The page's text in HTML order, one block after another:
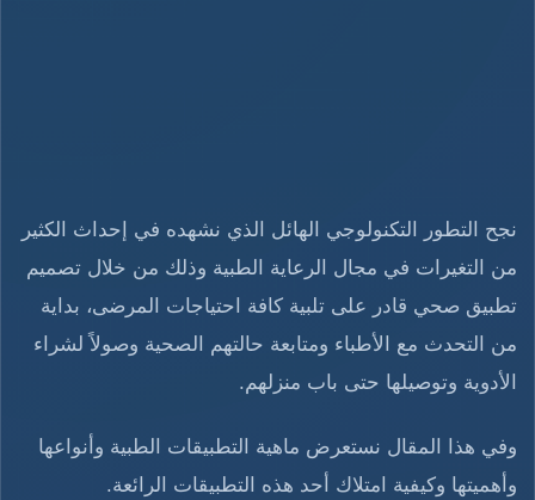
نجح التطور التكنولوجي الهائل الذي نشهده في إحداث الكثير
من التغيرات في مجال الرعاية الطبية وذلك من خلال تصميم
تطبيق صحي قادر على تلبية كافة احتياجات المرضى، بداية
من التحدث مع الأطباء ومتابعة حالتهم الصحية وصولاً لشراء
الأدوية وتوصيلها حتى باب منزلهم.
وفي هذا المقال نستعرض ماهية التطبيقات الطبية وأنواعها
وأهميتها وكيفية امتلاك أحد هذه التطبيقات الرائعة.